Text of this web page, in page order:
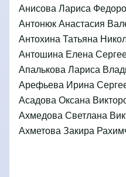
Анисова Лариса
Антонюк Анастасия
Антохина Татьяна
Антошина Елена
Апалькова Лариса
Арефьева Ирина
Асадова Оксана
Ахмедова Светлана
Ахметова Закира